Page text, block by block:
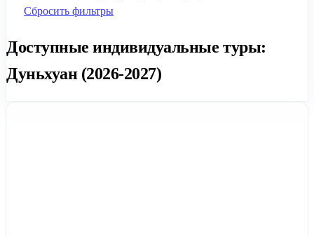
Сбросить фильтры
Доступные индивидуальные туры:
Дуньхуан (2026-2027)